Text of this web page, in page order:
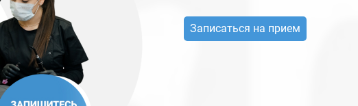
Записаться на прием